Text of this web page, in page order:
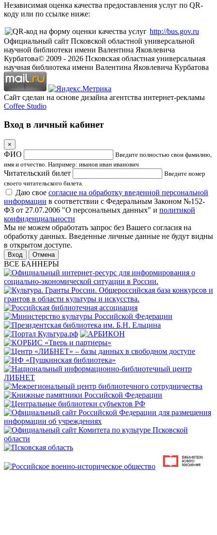
Независимая оценка качества предоставления услуг по QR-
коду или по ссылке ниже:
http://bus.gov.ru
Официальный сайт Псковской областной универсальной
научной библиотеки имени Валентина Яковлевича
Курбатова© 2009 - 2026 Псковская областная универсальная
научная библиотека имени Валентина Яковлевича Курбатова
Сайт сделан на основе дизайна агентства интернет-рекламы
Coffee Studio
Вход в личный кабинет
×
ФИО
Введите полностью свои фамилию,
имя и отчество. Например: иванов иван иванович
Читательский билет
Введите номер
своего читательского билета.
Даю свое согласие на обработку введенной персональной
информации в соответствии с Федеральным Законом №152-
ФЗ от 27.07.2006 "О персональных данных" и политикой
конфиденциальности
Мы не можем обработать запрос без Вашего согласия на
обработку данных. Введенные личные данные не будут видны
в открытом доступе.
Отмена
ВСЕ БАННЕРЫ